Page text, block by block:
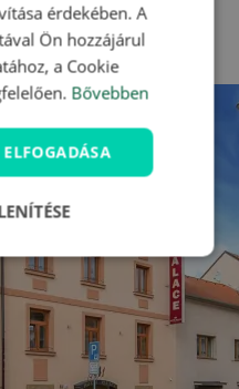
)
érdekében. A
Ön hozzájárul
a Cookie
Bővebben
ELFOGADÁSA